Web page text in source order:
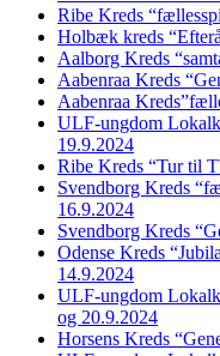
Ribe Kreds
Holbæk kreds
Aalborg Kreds
Aabenraa Kreds
Aabenraa
ULF-ungdom
19.9.2024
Ribe Kreds “Tur til
Svendborg Kreds
16.9.2024
Svendborg Kreds
Odense Kreds
14.9.2024
ULF-ungdom
og 20.9.2024
Horsens Kreds